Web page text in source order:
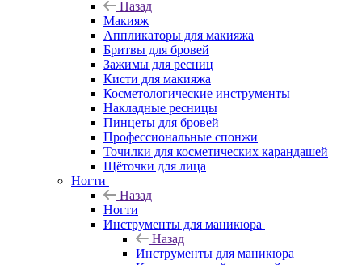
Назад
Макияж
Аппликаторы для макияжа
Бритвы для бровей
Зажимы для ресниц
Кисти для макияжа
Косметологические инструменты
Накладные ресницы
Пинцеты для бровей
Профессиональные спонжи
Точилки для косметических карандашей
Щёточки для лица
Ногти
Назад
Ногти
Инструменты для маникюра
Назад
Инструменты для маникюра